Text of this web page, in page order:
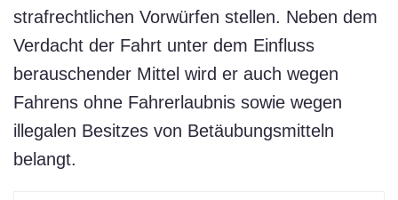
strafrechtlichen Vorwürfen stellen. Neben dem
Verdacht der Fahrt unter dem Einfluss
berauschender Mittel wird er auch wegen
Fahrens ohne Fahrerlaubnis sowie wegen
illegalen Besitzes von Betäubungsmitteln
belangt.